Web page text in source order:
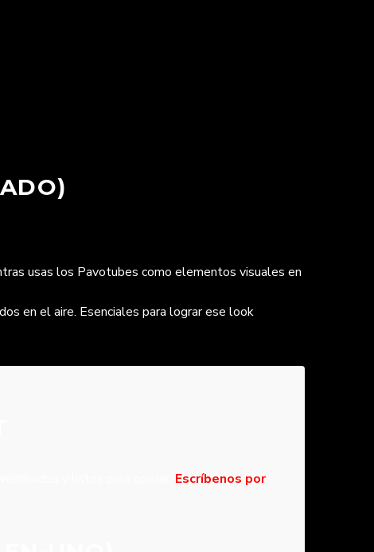
usas los Pavotubes como elementos visuales en
en el aire. Esenciales para lograr ese look
Escríbenos por